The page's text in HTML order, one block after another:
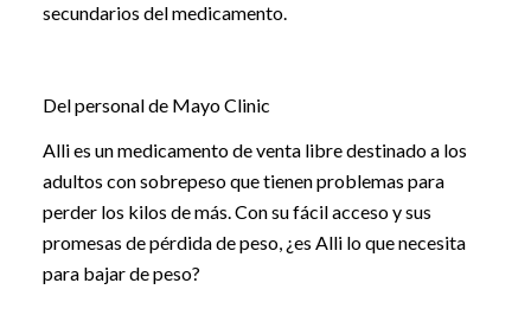
secundarios del medicamento.
Del personal de Mayo Clinic
Alli es un medicamento de venta libre destinado a los
adultos con sobrepeso que tienen problemas para
perder los kilos de más. Con su fácil acceso y sus
promesas de pérdida de peso, ¿es Alli lo que necesita
para bajar de peso?